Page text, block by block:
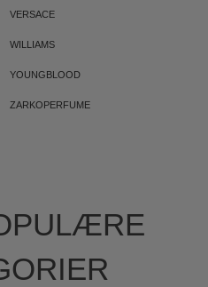
VERSACE
WILLIAMS
YOUNGBLOOD
ZARKOPERFUME